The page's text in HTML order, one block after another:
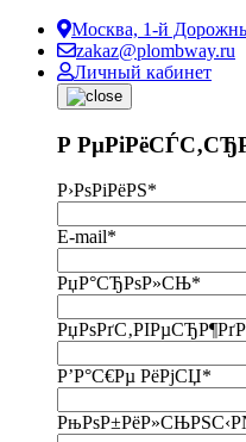
Москва, 1-й
zakaz@plombway.ru
Личный кабинет
Р
Р›РѕРіРёРЅ*
E-mail*
РџР°СЂРѕР»СЊ*
Р’Р°С€Рµ РёРјСЏ*